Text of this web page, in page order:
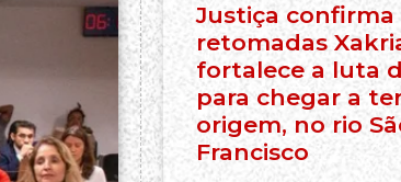
Justiça confirma
retomadas
fortalece a luta
para chegar a
origem, no rio
Francisco